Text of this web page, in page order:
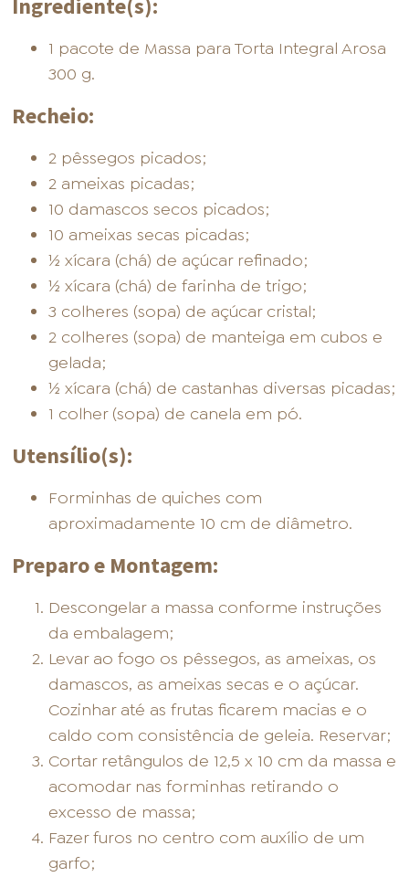
Ingrediente(s):
1 pacote de Massa para Torta Integral Arosa
300 g.
Recheio:
2 pêssegos picados;
2 ameixas picadas;
10 damascos secos picados;
10 ameixas secas picadas;
½ xícara (chá) de açúcar refinado;
½ xícara (chá) de farinha de trigo;
3 colheres (sopa) de açúcar cristal;
2 colheres (sopa) de manteiga em cubos e
gelada;
½ xícara (chá) de castanhas diversas picadas;
1 colher (sopa) de canela em pó.
Utensílio(s):
Forminhas de quiches com
aproximadamente 10 cm de diâmetro.
Preparo e Montagem:
Descongelar a massa conforme instruções
da embalagem;
Levar ao fogo os pêssegos, as ameixas, os
damascos, as ameixas secas e o açúcar.
Cozinhar até as frutas ficarem macias e o
caldo com consistência de geleia. Reservar;
Cortar retângulos de 12,5 x 10 cm da massa e
acomodar nas forminhas retirando o
excesso de massa;
Fazer furos no centro com auxílio de um
garfo;